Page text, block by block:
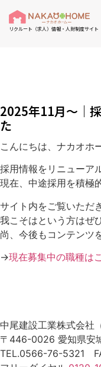
リクルート（求人）情報・人財制度サイト
2025年11月〜｜
た
こんにちは、ナカオホ
採用情報をリニューア
現在、中途採用を積極
サイト内をご覧いただき
我こそはという方はぜ
尚、今後もコンテンツ
→現在募集中の職種は
中尾建設工業株式会社
〒446-0026 愛知県安
TEL.0566-76-5321